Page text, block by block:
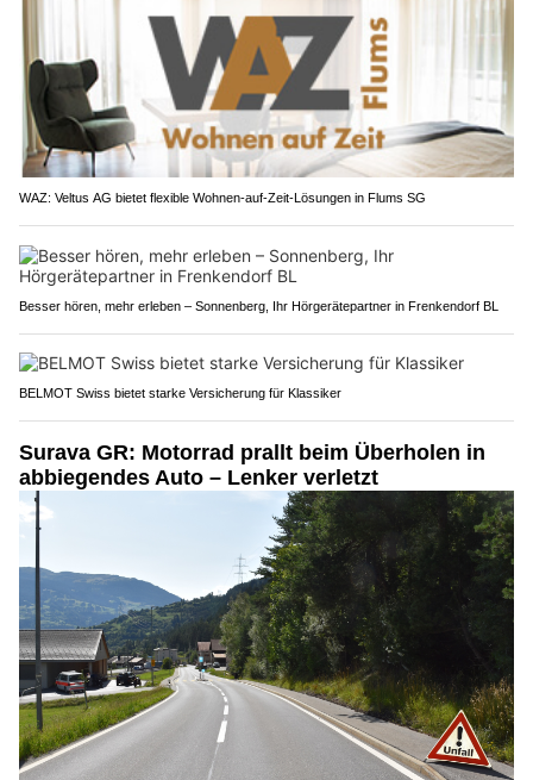
WAZ: Veltus AG bietet flexible Wohnen-auf-Zeit-Lösungen in Flums SG
Besser hören, mehr erleben – Sonnenberg, Ihr Hörgerätepartner in Frenkendorf BL
BELMOT Swiss bietet starke Versicherung für Klassiker
Surava GR: Motorrad prallt beim Überholen in
abbiegendes Auto – Lenker verletzt